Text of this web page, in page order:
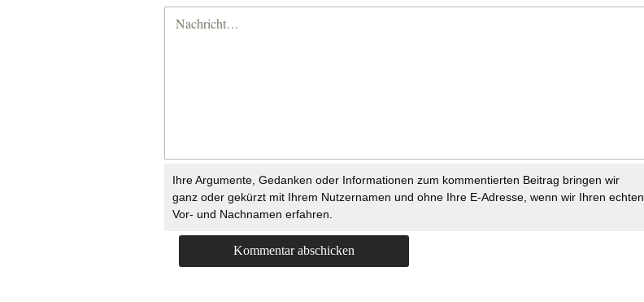
Ihre Argumente, Gedanken oder Informationen zum kommentierten Beitrag bringen wir
ganz oder gekürzt mit Ihrem Nutzernamen und ohne Ihre E-Adresse, wenn wir Ihren echten
Vor- und Nachnamen erfahren.